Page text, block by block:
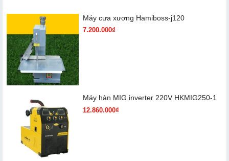
Máy cưa xương Hamiboss-j120
7.200.000₫
Máy hàn MIG inverter 220V HKMIG250-1
12.860.000₫